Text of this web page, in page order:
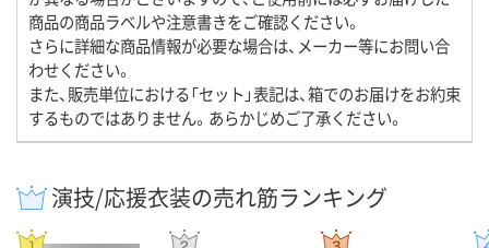
商品の商品ラベルや注意書きをご確認ください。
さらに詳細な商品情報が必要な場合は、メーカー等にお問い合
わせください。
また、販売単位における「セット」表記は、箱でのお届けをお約束
するものではありません。あらかじめご了承ください。
演技/応援衣装の売れ筋ランキング